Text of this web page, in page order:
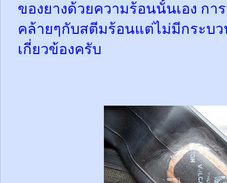
ของยางด้วยความร้อนนั้นเอง กา
คล้ายๆกับสตีมร้อนแต่ไม่มีกระบ
เกี่ยวข้องครับ